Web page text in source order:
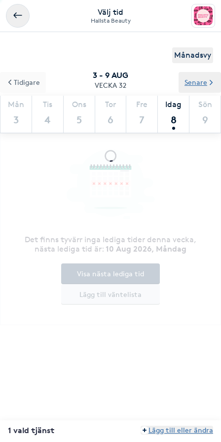
Välj tid
Hallsta Beauty
Månadsvy
3 - 9 AUG
VECKA 32
Mån
3
Tis
4
Ons
5
Tor
6
Fre
7
Idag
8
Sön
9
Tidigare Senare
Det finns tyvärr inga lediga tider denna vecka,
nästa lediga tid är: 10 Aug 2026, Måndag
Lägg till väntelista
Visa nästa lediga tid
1 vald tjänst Lägg till eller ändra